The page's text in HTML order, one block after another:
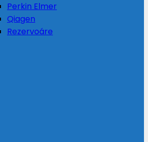
Perkin Elmer
Qiagen
Rezervoáre